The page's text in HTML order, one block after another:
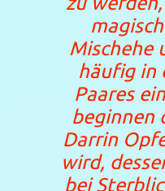
Mischehe
häufig in
Paares
beginnen
Darrin
wird,
bei